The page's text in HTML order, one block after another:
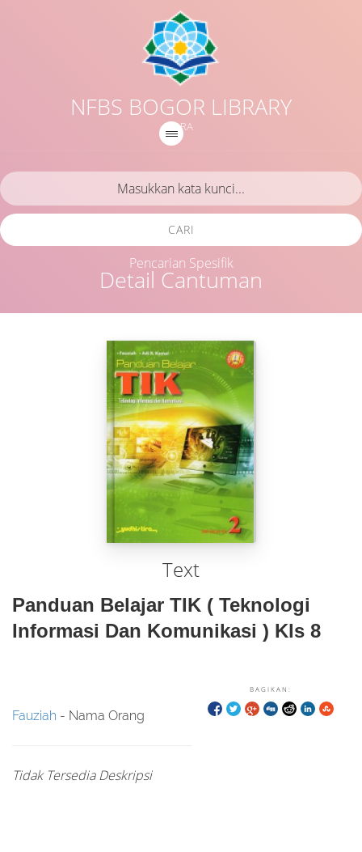
NFBS BOGOR LIBRARY
IQRA
Detail Cantuman
CARI
Pencarian Spesifik
Text
Panduan Belajar TIK ( Teknologi
Informasi Dan Komunikasi ) Kls 8
BAGIKAN:
Fauziah - Nama Orang
Tidak Tersedia Deskripsi